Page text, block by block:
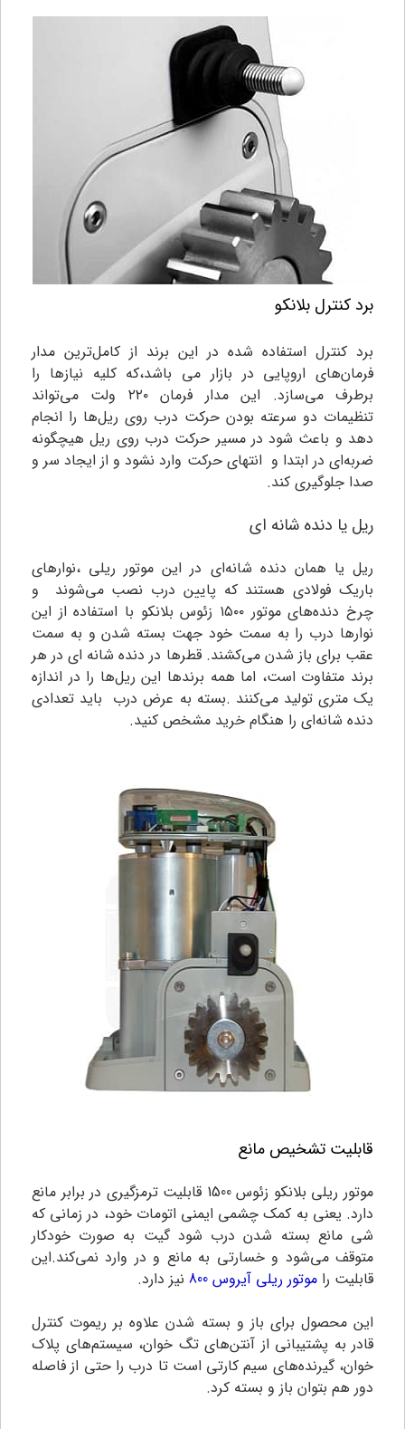
برد کنترل بلانکو
برد کنترل استفاده شده در این برند از کامل‌ترین مدار
فرمان‌های اروپایی در بازار می باشد،که کلیه نیازها را
برطرف می‌سازد. این مدار فرمان ۲۲۰ ولت می‌تواند
تنظیمات دو سرعته بودن حرکت درب روی ریل‌ها را انجام
دهد و باعث شود در مسیر حرکت درب روی ریل هیچگونه
ضربه‌ای در ابتدا و انتهای حرکت وارد نشود و از ایجاد سر و
صدا جلوگیری کند.
ریل یا دنده شانه ای
ریل یا همان دنده شانه‌ای در این موتور ریلی ،نوارهای
باریک فولادی هستند که پایین درب نصب می‌شوند و
چرخ دنده‌های موتور ۱۵۰۰ زئوس بلانکو با استفاده از این
نوارها درب را به سمت خود جهت بسته شدن و به سمت
عقب برای باز شدن می‌کشند. قطرها در دنده شانه ای در هر
برند متفاوت است، اما همه برندها این ریل‌ها را در اندازه
یک متری تولید می‌کنند .بسته به عرض درب باید تعدادی
دنده شانه‌ای را هنگام خرید مشخص کنید.
قابلیت تشخیص مانع
موتور ریلی بلانکو زئوس 1500
قابلیت ترمزگیری در برابر مانع
دارد. یعنی به کمک چشمی ایمنی اتومات خود، در زمانی که
شی مانع بسته شدن درب شود گیت به صورت خودکار
متوقف می‌شود و خسارتی به مانع و در وارد نمی‌کند.این
قابلیت را موتور ریلی آیروس 800
نیز دارد.
این محصول برای باز و بسته شدن علاوه بر ریموت کنترل
قادر به پشتیبانی از آنتن‌های تگ خوان، سیستم‌های پلاک
خوان، گیرنده‌های سیم کارتی است تا درب را حتی از فاصله
دور هم بتوان باز و بسته کرد.